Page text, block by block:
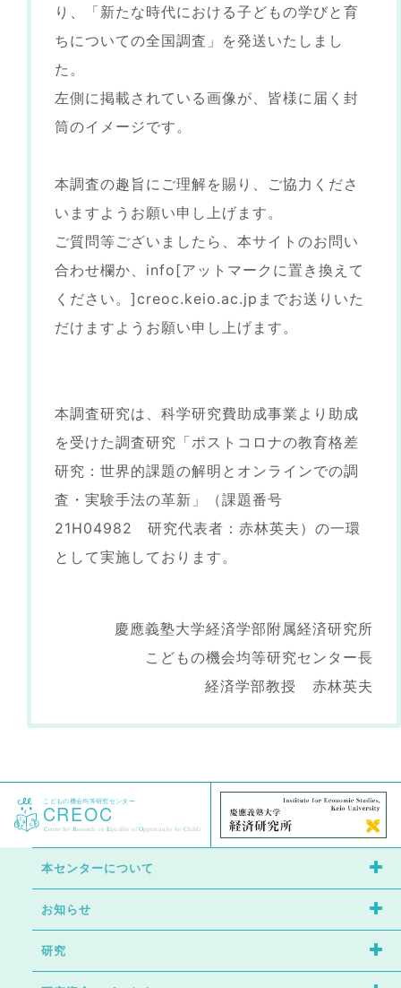
り、「新たな時代における子どもの学びと育
ちについての全国調査」を発送いたしまし
た。
左側に掲載されている画像が、皆様に届く封
筒のイメージです。
本調査の趣旨にご理解を賜り、ご協力くださ
いますようお願い申し上げます。
ご質問等ございましたら、本サイトのお問い
合わせ欄か、info[アットマークに置き換えて
ください。]creoc.keio.ac.jpまでお送りいた
だけますようお願い申し上げます。
本調査研究は、科学研究費助成事業より助成
を受けた調査研究「ポストコロナの教育格差
研究：世界的課題の解明とオンラインでの調
査・実験手法の革新」（課題番号
21H04982 研究代表者：赤林英夫）の一環
として実施しております。
慶應義塾大学経済学部附属経済研究所
こどもの機会均等研究センター長
経済学部教授 赤林英夫
本センターについて
お知らせ
研究